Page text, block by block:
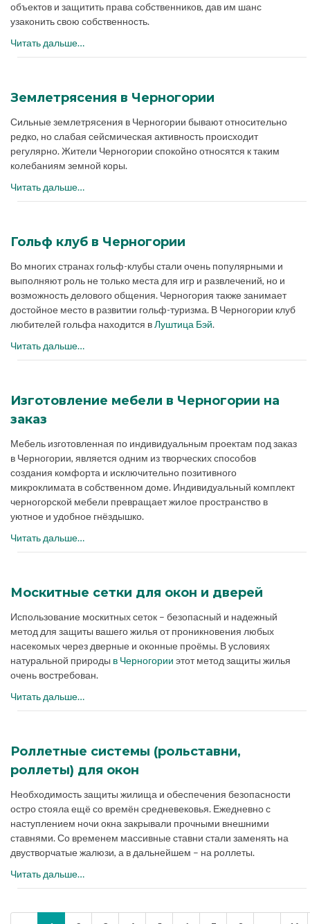
объектов и защитить права собственников, дав им шанс
узаконить свою собственность.
Читать дальше…
Землетрясения в Черногории
Сильные землетрясения в Черногории бывают относительно
редко, но слабая сейсмическая активность происходит
регулярно. Жители Черногории спокойно относятся к таким
колебаниям земной коры.
Читать дальше…
Гольф клуб в Черногории
Во многих странах гольф-клубы стали очень популярными и
выполняют роль не только места для игр и развлечений, но и
возможность делового общения. Черногория также занимает
достойное место в развитии гольф-туризма. В Черногории клуб
любителей гольфа находится вЛуштица Бэй.
Читать дальше…
Изготовление мебели в Черногории на
заказ
Мебель изготовленная по индивидуальным проектам под заказ
в Черногории, является одним из творческих способов
создания комфорта и исключительно позитивного
микроклимата в собственном доме. Индивидуальный комплект
черногорской мебели превращает жилое пространство в
уютное и удобное гнёздышко.
Читать дальше…
Москитные сетки для окон и дверей
Использование москитных сеток – безопасный и надежный
метод для защиты вашего жилья от проникновения любых
насекомых через дверные и оконные проёмы. В условиях
натуральной природы в Черногории этот метод защиты жилья
очень востребован.
Читать дальше…
Роллетные системы (рольставни,
роллеты) для окон
Необходимость защиты жилища и обеспечения безопасности
остро стояла ещё со времён средневековья. Ежедневно с
наступлением ночи окна закрывали прочными внешними
ставнями. Со временем массивные ставни стали заменять на
двустворчатые жалюзи, а в дальнейшем – на роллеты.
Читать дальше…